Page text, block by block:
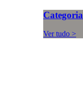
Categoria
Ver tudo >